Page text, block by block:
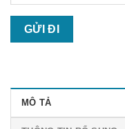
MÔ TẢ